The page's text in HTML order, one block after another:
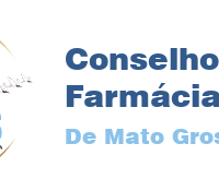
Farmácia
De Mato